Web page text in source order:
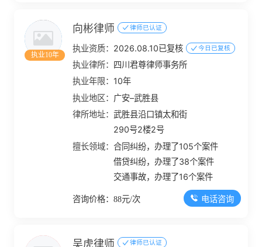
执业10年
向彬律师 律师已认证
执业资质： 2026.08.10已复核 今日已复核
执业律所： 四川君尊律师事务所
执业年限： 10年
执业地区： 广安–武胜县
律所地址：武胜县沿口镇太和街
290号2楼2号
擅长领域：合同纠纷，办理了105个案件
借贷纠纷，办理了38个案件
交通事故，办理了16个案件
咨询价格：88元/次 电话咨询
吴虎律师 律师已认证